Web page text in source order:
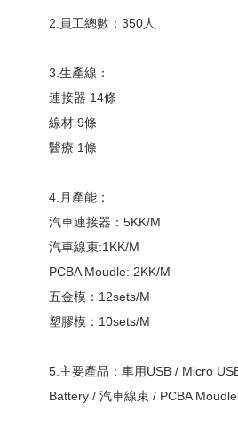
2.員工總數：350人
3.生產線：
連接器 14條
線材 9條
醫療 1條
4.月產能：
汽車連接器：5KK/M
汽車線束:1KK/M
PCBA Moudle: 2KK/M
五金模：12sets/M
塑膠模：10sets/M
5.主要產品：車用USB / Micro
Battery / 汽車線束 / PCBA